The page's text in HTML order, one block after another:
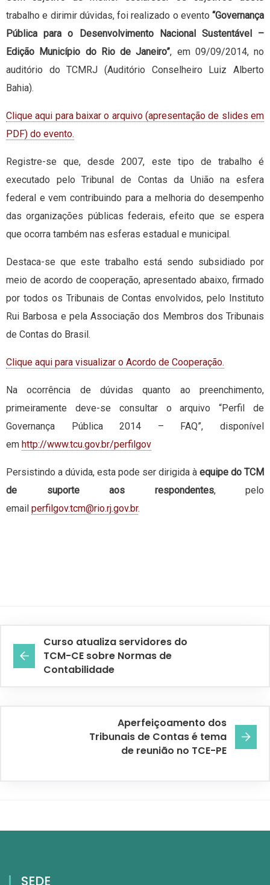
trabalho e dirimir dúvidas, foi realizado o evento “Governança
Pública para o Desenvolvimento Nacional Sustentável –
Edição Município do Rio de Janeiro”, em 09/09/2014, no
auditório do TCMRJ (Auditório Conselheiro Luiz Alberto
Bahia).
Clique aqui para baixar o arquivo (apresentação de slides em
PDF) do evento.
Registre-se que, desde 2007, este tipo de trabalho é
executado pelo Tribunal de Contas da União na esfera
federal e vem contribuindo para a melhoria do desempenho
das organizações públicas federais, efeito que se espera
que ocorra também nas esferas estadual e municipal.
Destaca-se que este trabalho está sendo subsidiado por
meio de acordo de cooperação, apresentado abaixo, firmado
por todos os Tribunais de Contas envolvidos, pelo Instituto
Rui Barbosa e pela Associação dos Membros dos Tribunais
de Contas do Brasil.
Clique aqui para visualizar o Acordo de Cooperação.
Na ocorrência de dúvidas quanto ao preenchimento,
primeiramente deve-se consultar o arquivo “Perfil de
Governança Pública 2014 – FAQ”, disponível
em http://www.tcu.gov.br/perfilgov
Persistindo a dúvida, esta pode ser dirigida à equipe do TCM
de suporte aos respondentes, pelo
email perfilgov.tcm@rio.rj.gov.br.
Curso atualiza servidores do
TCM-CE sobre Normas de
Contabilidade
Aperfeiçoamento dos
Tribunais de Contas é tema
de reunião no TCE-PE
SEDE